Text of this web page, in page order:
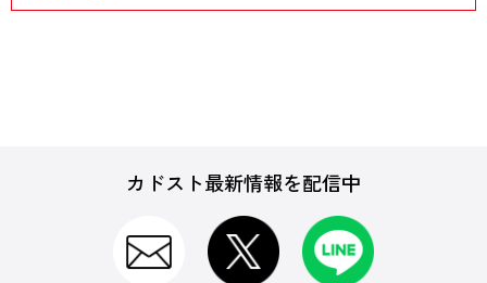
カドスト最新情報を配信中